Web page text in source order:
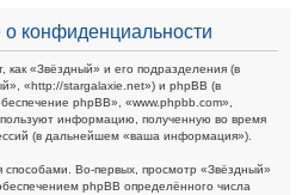
конфиденциальности
как «Звёздный» и его подразделения (в
«http://stargalaxie.net») и phpBB (в
phpBB», «www.phpbb.com»,
информацию, полученную во время
(в дальнейшем «ваша информация»).
Во-первых, просмотр «Звёздный»
phpBB определённого числа